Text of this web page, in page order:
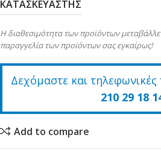
ΚΑΤΑΣΚΕΥΑΣΤΗΣ
Η διαθεσιμότητα των προϊόντων
παραγγελία των προϊόντων σας εγκαίρως!
Δεχόμαστε και τηλεφωνικές
210 29 18
Add to compare